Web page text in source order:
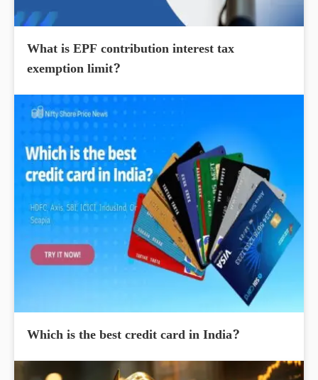
What is EPF contribution interest tax
exemption limit?
Which is the best credit card in India?